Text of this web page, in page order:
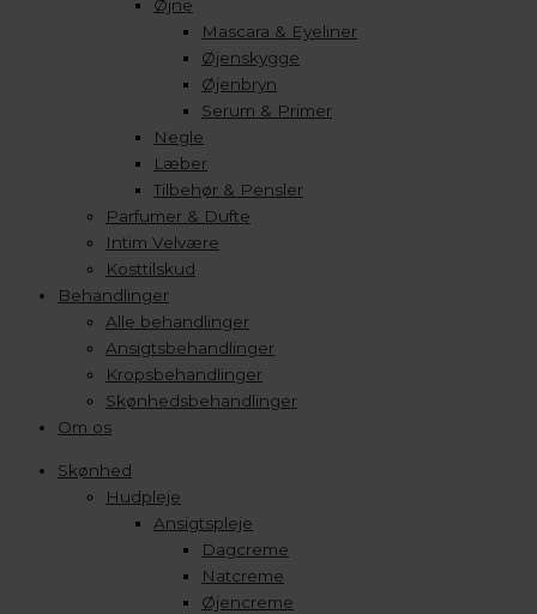
Øjne
Mascara & Eyeliner
Øjenskygge
Øjenbryn
Serum & Primer
Negle
Læber
Tilbehør & Pensler
Parfumer & Dufte
Intim Velvære
Kosttilskud
Behandlinger
Alle behandlinger
Ansigtsbehandlinger
Kropsbehandlinger
Skønhedsbehandlinger
Om os
Skønhed
Hudpleje
Ansigtspleje
Dagcreme
Natcreme
Øjencreme